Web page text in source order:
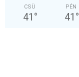
CSÜ
41 °
PÉN
41 °